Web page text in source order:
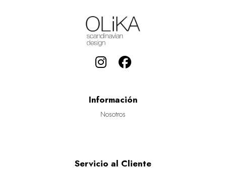
Información
Nosotros
Servicio al Cliente